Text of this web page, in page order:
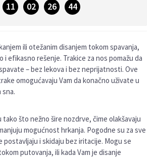
11 02 26 43
ili otežanim disanjem tokom spavanja,
efikasno rešenje. Trakice za nos pomažu da
– bez lekova i bez neprijatnosti. Ove
omogućavaju Vam da konačno uživate u
sna.
što nežno šire nozdrve, čime olakšavaju
mogućnost hrkanja. Pogodne su za sve
postavljaju i skidaju bez iritacije. Mogu se
putovanja, ili kada Vam je disanje